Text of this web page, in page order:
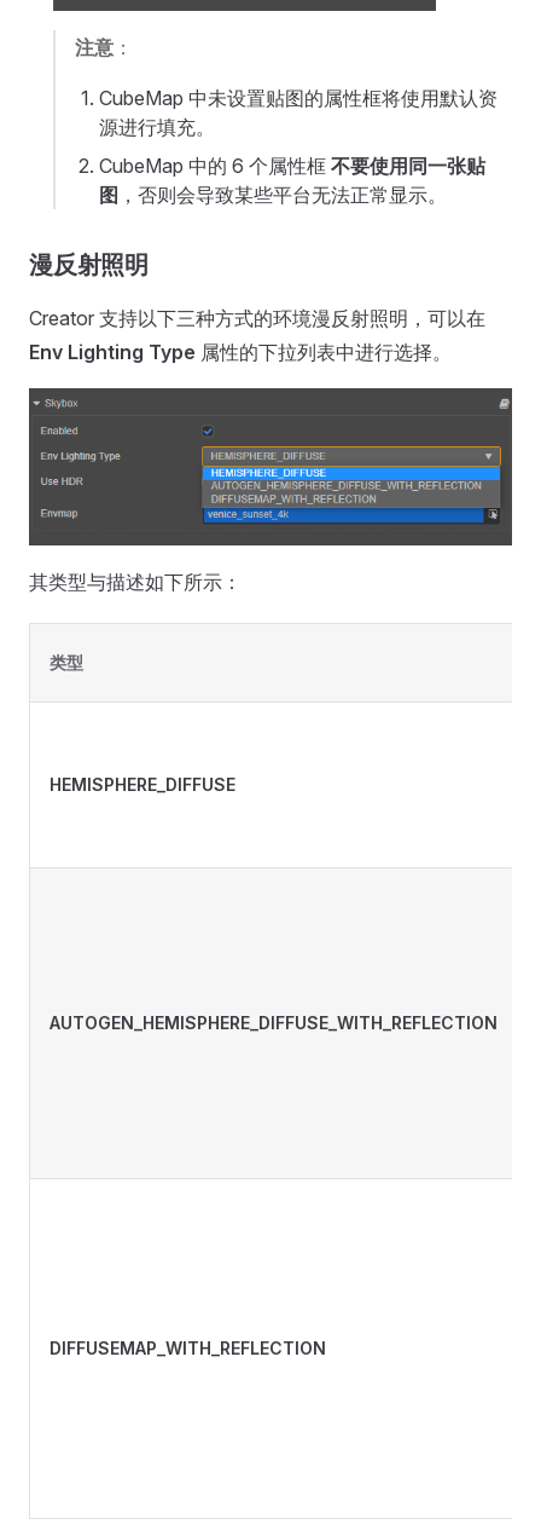
注意 ：
CubeMap 中未设置贴图的属性框将使用默认资
源进行填充。
CubeMap 中的 6 个属性框 不要使用同一张贴
图 ，否则会导致某些平台无法正常显示。
漫反射照明
Creator 支持以下三种方式的环境漫反射照明，可以在
Env Lighting Type 属性的下拉列表中进行选择。
其类型与描述如下所示：
类型
HEMISPHERE_DIFFUSE
AUTOGEN_HEMISPHERE_DIFFUSE_WITH_REFLECTION
DIFFUSEMAP_WITH_REFLECTION